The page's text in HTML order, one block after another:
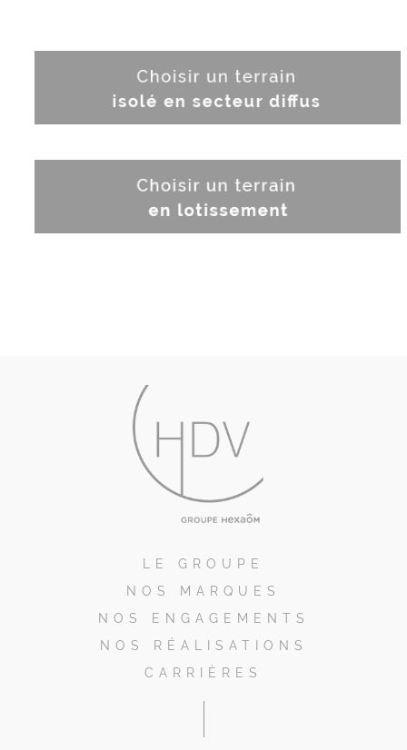
LE GROUPE
NOS MARQUES
NOS ENGAGEMENTS
NOS RÉALISATIONS
CARRIÈRES